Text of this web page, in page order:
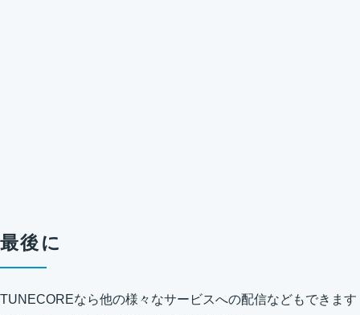
最後に
TUNECOREなら他の様々なサービスへの配信などもできます